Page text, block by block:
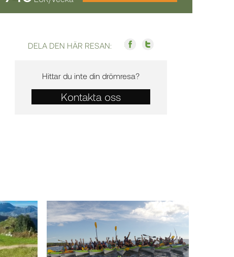
DELA DEN HÄR RESAN:
Hittar du inte din drömresa?
Kontakta oss